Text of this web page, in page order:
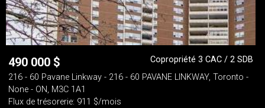
490 000 $
Copropriété 3 CAC / 2 SDB
216 - 60 Pavane Linkway - 216 - 60 PAVANE LINKWAY, Toronto -
None - ON, M3C 1A1
Flux de trésorerie: 911 $/mois